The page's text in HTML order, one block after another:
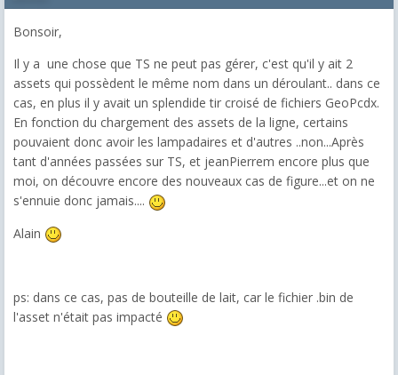
Bonsoir,
Il y a une chose que TS ne peut pas gérer, c'est qu'il y ait 2
assets qui possèdent le même nom dans un déroulant.. dans ce
cas, en plus il y avait un splendide tir croisé de fichiers GeoPcdx.
En fonction du chargement des assets de la ligne, certains
pouvaient donc avoir les lampadaires et d'autres ..non...Après
tant d'années passées sur TS, et jeanPierrem encore plus que
moi, on découvre encore des nouveaux cas de figure...et on ne
s'ennuie donc jamais....
Alain
ps: dans ce cas, pas de bouteille de lait, car le fichier .bin de
l'asset n'était pas impacté